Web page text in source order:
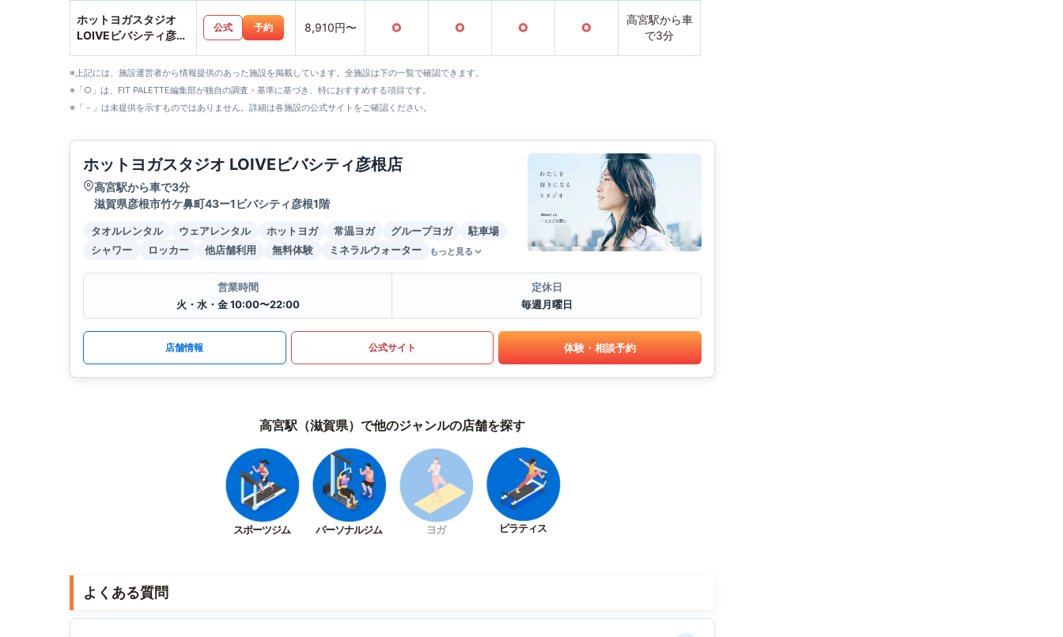
ホットヨガスタジオ
LOIVEビバシティ彦根
公式 予約 8,910円〜 ○ ○ ○ ○
高宮駅から車
で3分
※上記には、施設運営者から情報提供のあった施設を掲載しています。全施設は下の一覧で確認できます。
※「○」は、FIT PALETTE編集部が独自の調査・基準に基づき、特におすすめする項目です。
※「－」は未提供を示すものではありません。詳細は各施設の公式サイトをご確認ください。
ホットヨガスタジオ LOIVEビバシティ彦根店
高宮駅から車で3分
滋賀県彦根市竹ケ鼻町43ー1ビバシティ彦根1階
タオルレンタル ウェアレンタル ホットヨガ 常温ヨガ グループヨガ
駐車場
シャワー
ロッカー 他店舗利用 無料体験 ミネラルウォーター もっと見る
営業時間
火・水・金 10:00〜22:00
定休日
毎週月曜日
店舗情報 公式サイト 体験・相談予約
高宮駅（滋賀県）で他のジャンルの店舗を探す
スポーツジム パーソナルジム ヨガ ピラティス
よくある質問